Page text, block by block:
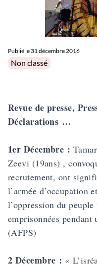
Publié le31 décembre 2016
Posted in
Non classé
Revue de presse,
Déclarations …
1er Décembre :
Zeevi (19ans) ,
recrutement, ont
l’armée d’occupation
l’oppression du
emprisonnées
(AFPS)
2 Décembre : «